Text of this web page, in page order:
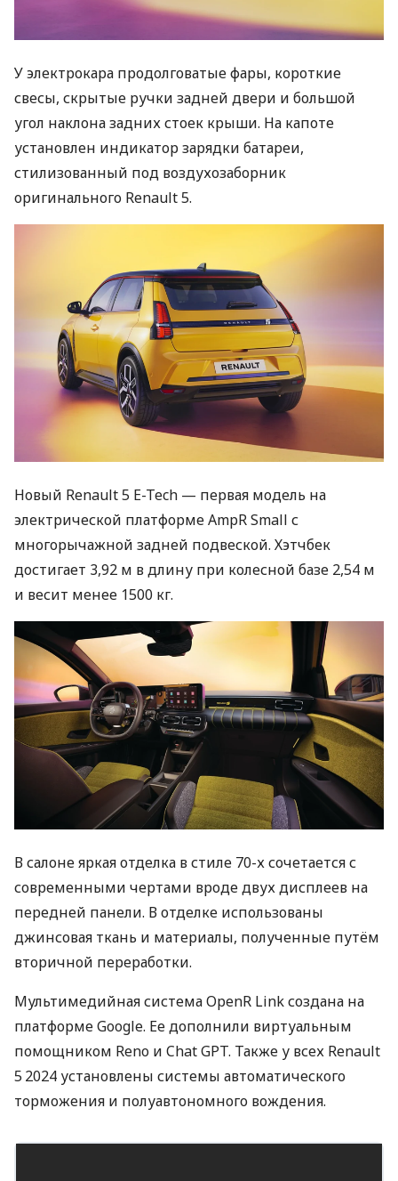
У электрокара продолговатые фары, короткие
свесы, скрытые ручки задней двери и большой
угол наклона задних стоек крыши. На капоте
установлен индикатор зарядки батареи,
стилизованный под воздухозаборник
оригинального Renault 5.
Новый Renault 5 E-Tech — первая модель на
электрической платформе AmpR Small с
многорычажной задней подвеской. Хэтчбек
достигает 3,92 м в длину при колесной базе 2,54 м
и весит менее 1500 кг.
В салоне яркая отделка в стиле 70-х сочетается с
современными чертами вроде двух дисплеев на
передней панели. В отделке использованы
джинсовая ткань и материалы, полученные путём
вторичной переработки.
Мультимедийная система OpenR Link создана на
платформе Google. Ее дополнили виртуальным
помощником Reno и Chat GPT. Также у всех Renault
5 2024 установлены системы автоматического
торможения и полуавтономного вождения.